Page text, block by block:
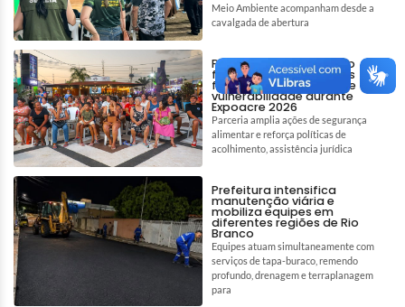
Meio Ambiente acompanham desde a
cavalgada de abertura
Prefeitura de Rio Branco
fortalece assistência às
famílias em situação de
vulnerabilidade durante
Expoacre 2026
Parceria amplia ações de segurança
alimentar e reforça políticas de
acolhimento, assistência jurídica
Prefeitura intensifica
manutenção viária e
mobiliza equipes em
diferentes regiões de Rio
Branco
Equipes atuam simultaneamente com
serviços de tapa-buraco, remendo
profundo, drenagem e terraplanagem
para